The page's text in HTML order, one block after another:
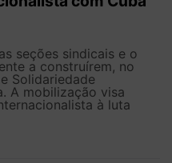
seções sindicais e o
a construírem, no
Solidariedade
A mobilização visa
à luta